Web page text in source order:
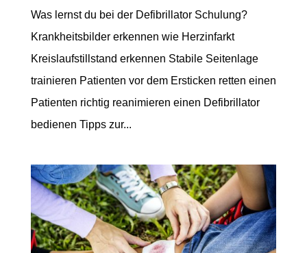
Was lernst du bei der Defibrillator Schulung?
Krankheitsbilder erkennen wie Herzinfarkt
Kreislaufstillstand erkennen Stabile Seitenlage
trainieren Patienten vor dem Ersticken retten einen
Patienten richtig reanimieren einen Defibrillator
bedienen Tipps zur...